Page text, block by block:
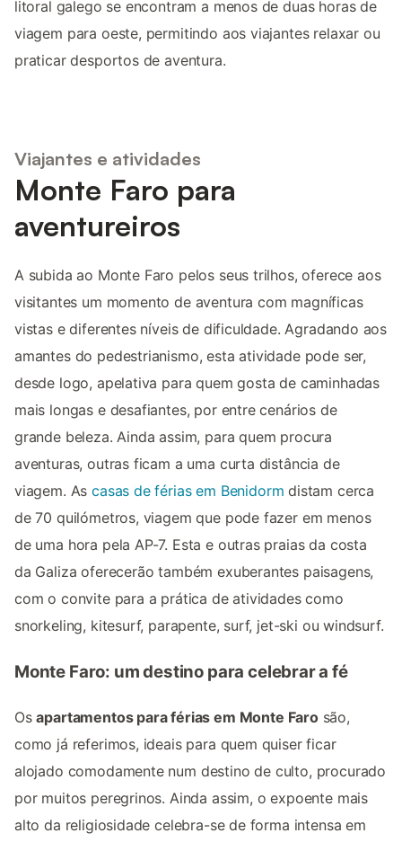
litoral galego se encontram a menos de duas horas de
viagem para oeste, permitindo aos viajantes relaxar ou
praticar desportos de aventura.
Viajantes e atividades
Monte Faro para
aventureiros
A subida ao Monte Faro pelos seus trilhos, oferece aos
visitantes um momento de aventura com magníficas
vistas e diferentes níveis de dificuldade. Agradando aos
amantes do pedestrianismo, esta atividade pode ser,
desde logo, apelativa para quem gosta de caminhadas
mais longas e desafiantes, por entre cenários de
grande beleza. Ainda assim, para quem procura
aventuras, outras ficam a uma curta distância de
viagem. Ascasas de férias em Benidorm distam cerca
de 70 quilómetros, viagem que pode fazer em menos
de uma hora pela AP-7. Esta e outras praias da costa
da Galiza oferecerão também exuberantes paisagens,
com o convite para a prática de atividades como
snorkeling, kitesurf, parapente, surf, jet-ski ou windsurf.
Monte Faro: um destino para celebrar a fé
Osapartamentos para férias em Monte Farosão,
como já referimos, ideais para quem quiser ficar
alojado comodamente num destino de culto, procurado
por muitos peregrinos. Ainda assim, o expoente mais
alto da religiosidade celebra-se de forma intensa em